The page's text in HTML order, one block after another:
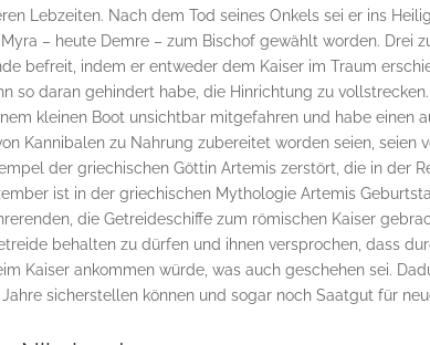
Lebzeiten. Nach dem Tod seines Onkels sei er ins
– heute Demre – zum Bischof gewählt worden. Drei
befreit, indem er entweder dem Kaiser im Traum
so daran gehindert habe, die Hinrichtung zu
kleinen Boot unsichtbar mitgefahren und habe einen
Kannibalen zu Nahrung zubereitet worden seien, seien
der griechischen Göttin Artemis zerstört, die in der
ist in der griechischen Mythologie Artemis
die Getreideschiffe zum römischen Kaiser
behalten zu dürfen und ihnen versprochen, dass
Kaiser ankommen würde, was auch geschehen sei.
sicherstellen können und sogar noch Saatgut für